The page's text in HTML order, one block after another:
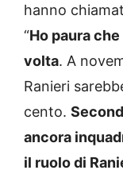
hanno
“Ho paura
volta. A
Ranieri
cento.
ancora
il ruolo di